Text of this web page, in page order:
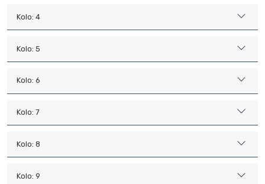
Kolo: 4
Kolo: 5
Kolo: 6
Kolo: 7
Kolo: 8
Kolo: 9